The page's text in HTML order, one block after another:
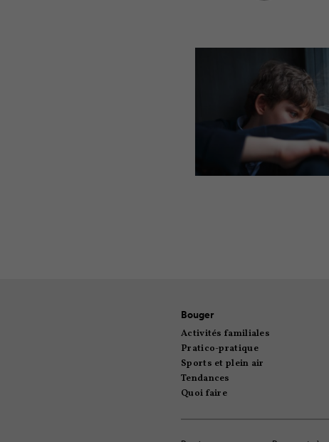
Bouger
Activités familiales
Pratico-pratique
Sports et plein air
Tendances
Quoi faire